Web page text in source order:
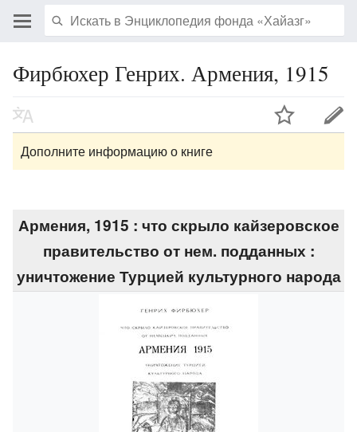
Фирбюхер Генрих. Армения, 1915
Дополните информацию о книге
Армения, 1915 : что скрыло кайзеровское
правительство от нем. подданных :
уничтожение Турцией культурного народа